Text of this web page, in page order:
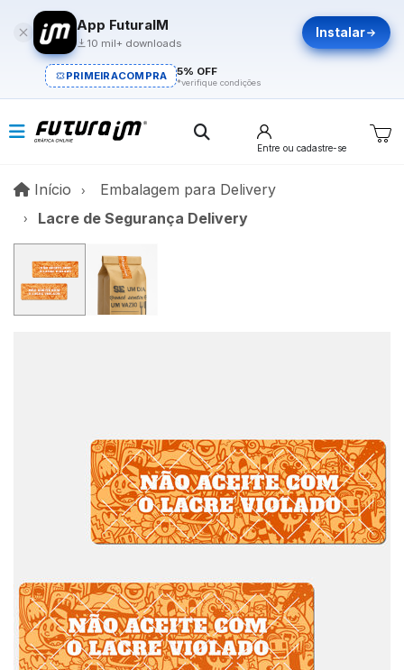
App FuturaIM
10 mil+ downloads
Instalar
PRIMEIRACOMPRA 5% OFF
*verifique condições
Entre ou cadastre-se
Início InícioEmbalagem para Delivery
Lacre de Segurança Delivery